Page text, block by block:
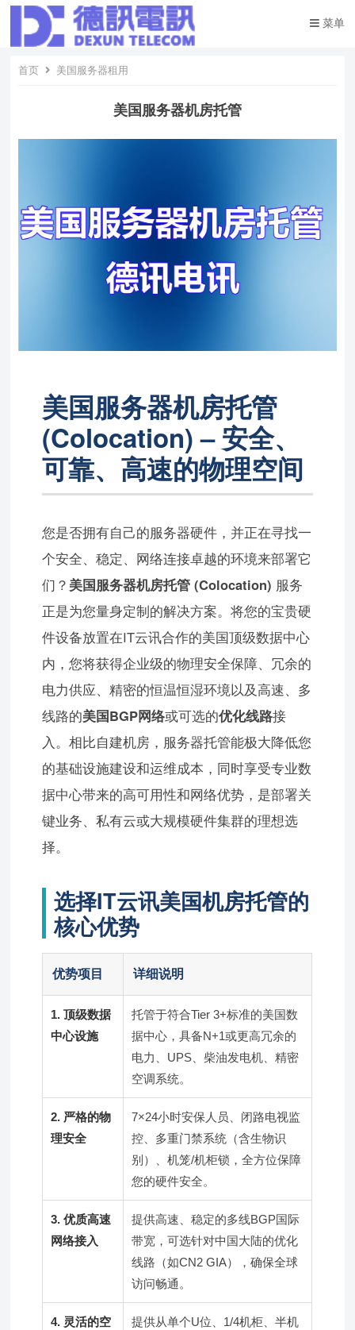
菜单
首页 美国服务器租用
美国服务器机房托管
美国服务器机房托管
(Colocation) – 安全、
可靠、高速的物理空间
您是否拥有自己的服务器硬件，并正在寻找一
个安全、稳定、网络连接卓越的环境来部署它
们？ 美国服务器机房托管 (Colocation) 服务
正是为您量身定制的解决方案。将您的宝贵硬
件设备放置在IT云讯合作的美国顶级数据中心
内，您将获得企业级的物理安全保障、冗余的
电力供应、精密的恒温恒湿环境以及高速、多
线路的美国BGP网络或可选的优化线路接
入。相比自建机房，服务器托管能极大降低您
的基础设施建设和运维成本，同时享受专业数
据中心带来的高可用性和网络优势，是部署关
键业务、私有云或大规模硬件集群的理想选
择。
选择IT云讯美国机房托管的
核心优势
优势项目 详细说明
1. 顶级数据
中心设施
托管于符合Tier 3+标准的美国数
据中心，具备N+1或更高冗余的
电力、UPS、柴油发电机、精密
空调系统。
2. 严格的物
理安全
7×24小时安保人员、闭路电视监
控、多重门禁系统（含生物识
别）、机笼/机柜锁，全方位保障
您的硬件安全。
3. 优质高速
网络接入
提供高速、稳定的多线BGP国际
带宽，可选针对中国大陆的优化
线路（如CN2 GIA），确保全球
访问畅通。
4. 灵活的空
提供从单个U位、1/4机柜、半机